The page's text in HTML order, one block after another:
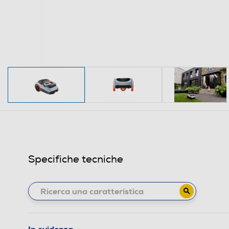
Specifiche tecniche